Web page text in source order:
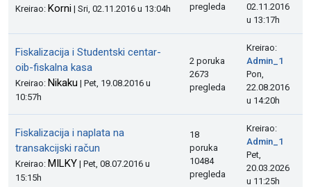
Kreirao: Korni | Sri, 02.11.2016 u 13:04h
pregleda
02.11.2016
u 13:17h
Fiskalizacija i Studentski centar-
oib-fiskalna kasa
Kreirao: Nikaku | Pet, 19.08.2016 u
10:57h
2 poruka
2673
pregleda
Kreirao:
Admin_1
Pon,
22.08.2016
u 14:20h
Fiskalizacija i naplata na
transakcijski račun
Kreirao: MILKY | Pet, 08.07.2016 u
15:15h
18
poruka
10484
pregleda
Kreirao:
Admin_1
Pet,
20.03.2026
u 11:25h